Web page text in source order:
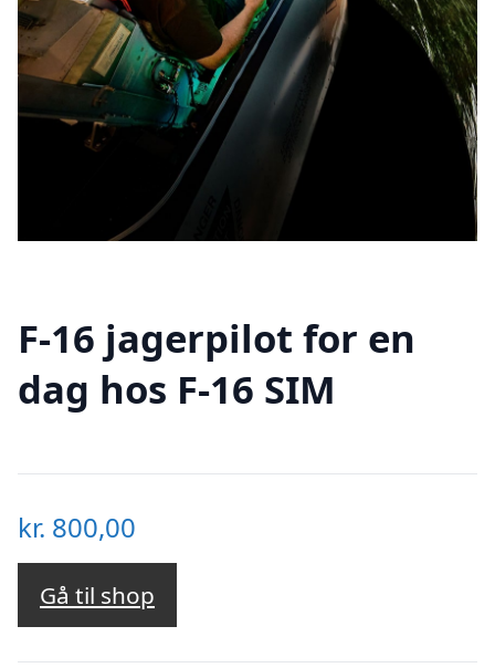
F-16 jagerpilot for en
dag hos F-16 SIM
kr. 800,00
Gå til shop